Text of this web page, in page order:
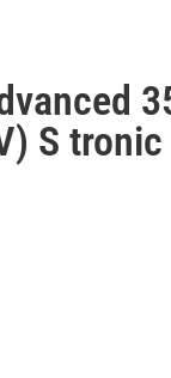
S tronic